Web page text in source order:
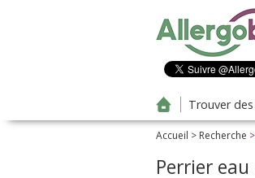
Trouver
Accueil > Recherche
Perrier